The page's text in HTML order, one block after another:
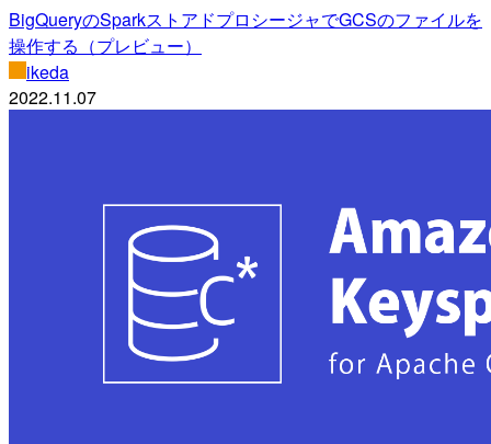
BigQueryのSparkストアドプロシージャでGCSのファイルを
操作する（プレビュー）
ikeda
2022.11.07